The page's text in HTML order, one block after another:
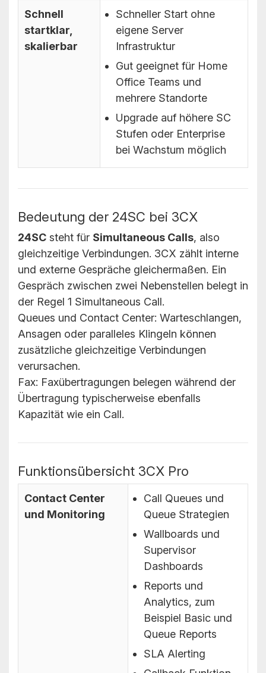
Schnell
startklar,
skalierbar
Schneller Start ohne
eigene Server
Infrastruktur
Gut geeignet für Home
Office Teams und
mehrere Standorte
Upgrade auf höhere SC
Stufen oder Enterprise
bei Wachstum möglich
Bedeutung der 24SC bei 3CX
24SC steht für Simultaneous Calls, also
gleichzeitige Verbindungen. 3CX zählt interne
und externe Gespräche gleichermaßen. Ein
Gespräch zwischen zwei Nebenstellen belegt in
der Regel 1 Simultaneous Call.
Queues und Contact Center: Warteschlangen,
Ansagen oder paralleles Klingeln können
zusätzliche gleichzeitige Verbindungen
verursachen.
Fax: Faxübertragungen belegen während der
Übertragung typischerweise ebenfalls
Kapazität wie ein Call.
Funktionsübersicht 3CX Pro
Contact Center
und Monitoring
Call Queues und
Queue Strategien
Wallboards und
Supervisor
Dashboards
Reports und
Analytics, zum
Beispiel Basic und
Queue Reports
SLA Alerting